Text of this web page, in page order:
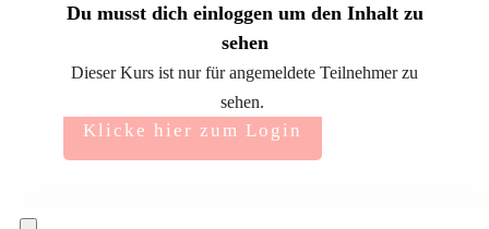
Du musst dich einloggen um den Inhalt zu
sehen
Dieser Kurs ist nur für angemeldete Teilnehmer zu
sehen.
Klicke hier zum Login